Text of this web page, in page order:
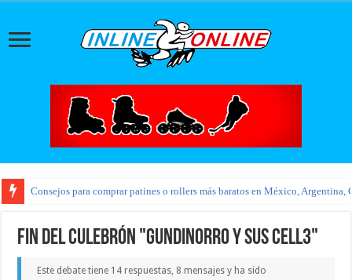
Consejos para comprar patines o rollers más baratos en México, Argentina,
Fin del culebrón "Gundinorro y sus CELL3"
Este debate tiene 14 respuestas, 8 mensajes y ha sido